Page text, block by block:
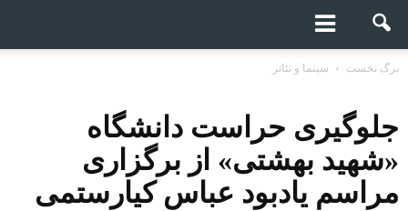
برگ نخست سینما و تئاتر
جلوگیری حراست دانشگاه
«شهید بهشتی» از برگزاری
مراسم یادبود عباس کیارستمی